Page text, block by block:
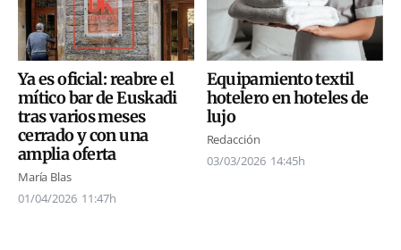
Ya es oficial: reabre el
mítico bar de Euskadi
tras varios meses
cerrado y con una
amplia oferta
María Blas
01/04/2026 11:47h
Equipamiento textil
hotelero en hoteles de
lujo
Redacción
03/03/2026 14:45h